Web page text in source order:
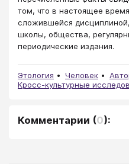
том, что в настоящее
сложившейся
школы, общества,
периодические издания.
Этология Человек
Кросс-культурные
Комментарии (0):